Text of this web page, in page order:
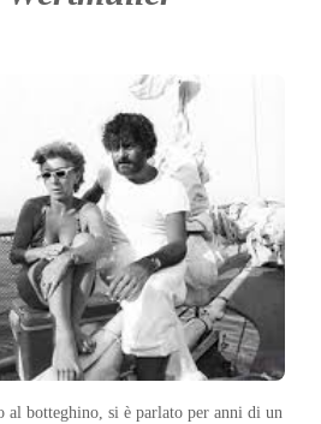
al botteghino, si è parlato per anni di un